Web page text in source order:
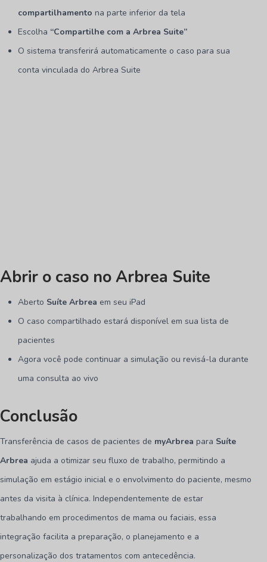
compartilhamento na parte inferior da tela
Escolha “Compartilhe com a Arbrea Suite”
O sistema transferirá automaticamente o caso para sua
conta vinculada do Arbrea Suite
Abrir o caso no Arbrea Suite
Aberto Suíte Arbrea em seu iPad
O caso compartilhado estará disponível em sua lista de
pacientes
Agora você pode continuar a simulação ou revisá-la durante
uma consulta ao vivo
Conclusão
Transferência de casos de pacientes de myArbrea para Suíte
Arbrea ajuda a otimizar seu fluxo de trabalho, permitindo a
simulação em estágio inicial e o envolvimento do paciente, mesmo
antes da visita à clínica. Independentemente de estar
trabalhando em procedimentos de mama ou faciais, essa
integração facilita a preparação, o planejamento e a
personalização dos tratamentos com antecedência.